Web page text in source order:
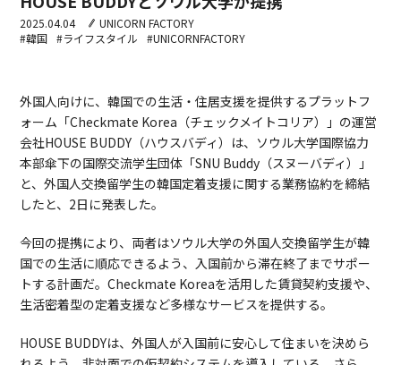
2025.04.04
UNICORN FACTORY
#韓国
#ライフスタイル #UNICORNFACTORY
外国人向けに、韓国での生活・住居支援を提供するプラットフ
ォーム「Checkmate Korea（チェックメイトコリア）」の運営
会社HOUSE BUDDY（ハウスバディ）は、ソウル大学国際協力
本部傘下の国際交流学生団体「SNU Buddy（スヌーバディ）」
と、外国人交換留学生の韓国定着支援に関する業務協約を締結
したと、2日に発表した。
今回の提携により、両者はソウル大学の外国人交換留学生が韓
国での生活に順応できるよう、入国前から滞在終了までサポー
トする計画だ。Checkmate Koreaを活用した賃貸契約支援や、
生活密着型の定着支援など多様なサービスを提供する。
HOUSE BUDDYは、外国人が入国前に安心して住まいを決めら